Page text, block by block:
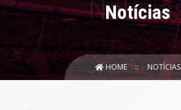
Notícias
HOME NOTÍCIAS